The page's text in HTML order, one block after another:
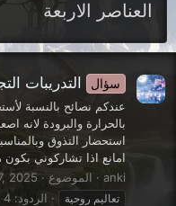
العناصر الاربعة
سؤال التدريبات
عندكم نصائح بالنسبة
بالحرارة والبرودة
استحضار التذوق
امانع اذا تشاركوني
anki
الموضوع 2025
تعاليم روحية
الردود: 4